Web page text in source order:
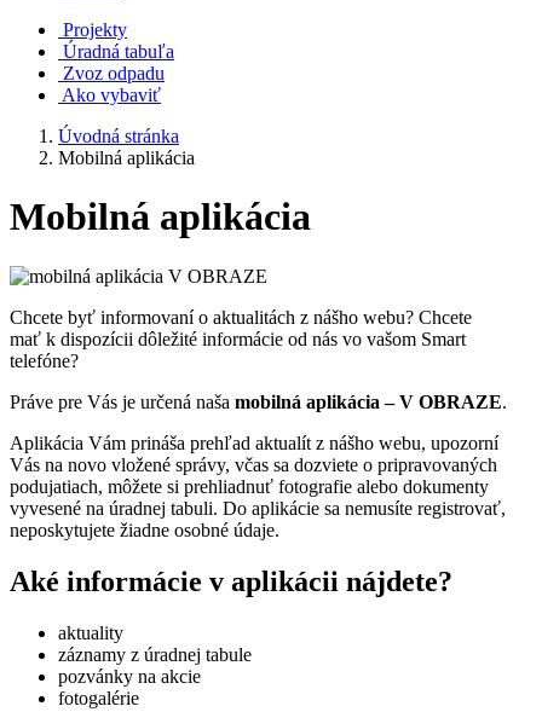
Projekty
Úradná tabuľa
Zvoz odpadu
Ako vybaviť
Úvodná stránka
Mobilná aplikácia
Mobilná aplikácia
Chcete byť informovaní o aktualitách z nášho webu? Chcete
mať k dispozícii dôležité informácie od nás vo vašom Smart
telefóne?
Práve pre Vás je určená naša mobilná aplikácia – V OBRAZE.
Aplikácia Vám prináša prehľad aktualít z nášho webu, upozorní
Vás na novo vložené správy, včas sa dozviete o pripravovaných
podujatiach, môžete si prehliadnuť fotografie alebo dokumenty
vyvesené na úradnej tabuli. Do aplikácie sa nemusíte registrovať,
neposkytujete žiadne osobné údaje.
Aké informácie v aplikácii nájdete?
aktuality
záznamy z úradnej tabule
pozvánky na akcie
fotogalérie